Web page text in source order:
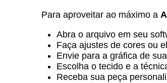
Para aproveitar ao máximo a
Abra o arquivo em seu
Faça ajustes de cores ou
Envie para a gráfica de
Escolha o tecido e a
Receba sua peça